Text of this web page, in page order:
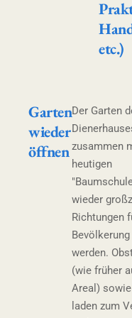
etc.)
Garten
wieder
öffnen
Der Garten
zusammen
heutigen
wieder
Richtungen
werden.
(wie früher
Areal)
laden zum